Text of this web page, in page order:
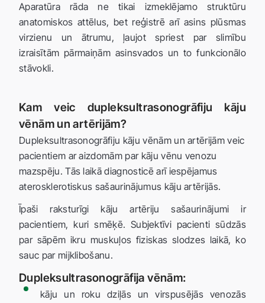
Aparatūra rāda ne tikai izmeklējamo struktūru
anatomiskos attēlus, bet reģistrē arī asins plūsmas
virzienu un ātrumu, ļaujot spriest par slimību
izraisītām pārmaiņām asinsvados un to funkcionālo
stāvokli.
Kam veic dupleksultrasonogrāfiju kāju
vēnām un artērijām?
Dupleksultrasonogrāfiju kāju vēnām un artērijām veic
pacientiem ar aizdomām par kāju vēnu venozu
mazspēju. Tās laikā diagnosticē arī iespējamus
aterosklerotiskus sašaurinājumus kāju artērijās.
Īpaši raksturīgi kāju artēriju sašaurinājumi ir
pacientiem, kuri smēķē. Subjektīvi pacienti sūdzās
par sāpēm ikru muskuļos fiziskas slodzes laikā, ko
sauc par mijklibošanu.
Dupleksultrasonogrāfija vēnām:
kāju un roku dziļās un virspusējās venozās